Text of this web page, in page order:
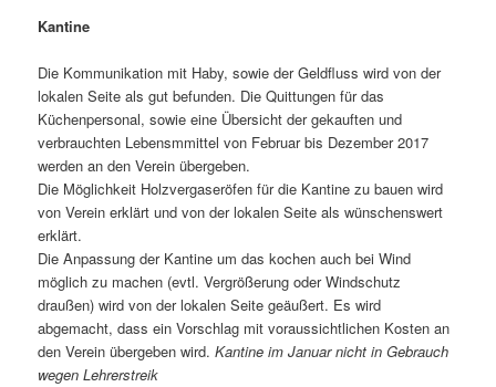
Kantine
Die Kommunikation mit Haby, sowie der Geldfluss wird von der
lokalen Seite als gut befunden. Die Quittungen für das
Küchenpersonal, sowie eine Übersicht der gekauften und
verbrauchten Lebensmmittel von Februar bis Dezember 2017
werden an den Verein übergeben.
Die Möglichkeit Holzvergaseröfen für die Kantine zu bauen wird
von Verein erklärt und von der lokalen Seite als wünschenswert
erklärt.
Die Anpassung der Kantine um das kochen auch bei Wind
möglich zu machen (evtl. Vergrößerung oder Windschutz
draußen) wird von der lokalen Seite geäußert. Es wird
abgemacht, dass ein Vorschlag mit voraussichtlichen Kosten an
den Verein übergeben wird.Kantine im Januar nicht in Gebrauch
wegen Lehrerstreik